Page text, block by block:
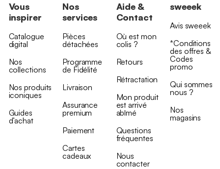
Vous
inspirer
Catalogue
digital
Nos
collections
Nos produits
iconiques
Guides
d’achat
Nos
services
Pièces
détachées
Programme
de Fidélité
Livraison
Assurance
premium
Paiement
Cartes
cadeaux
Aide &
Contact
Où est mon
colis ?
Retours
Rétractation
Mon produit
est arrivé
abîmé
Questions
fréquentes
Nous
contacter
sweeek
Avis sweeek
*Conditions
des offres &
Codes
promo
Qui sommes
nous ?
Nos
magasins